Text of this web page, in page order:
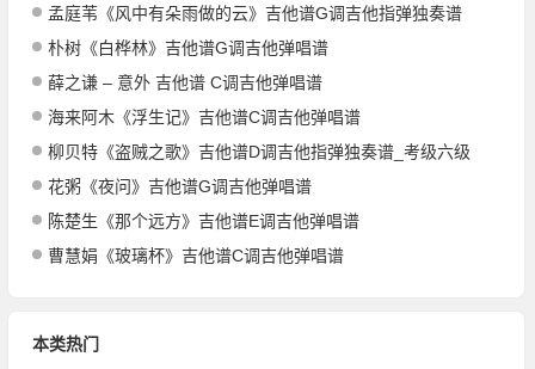
孟庭苇《风中有朵雨做的云》吉他谱G调吉他指弹独奏谱
朴树《白桦林》吉他谱G调吉他弹唱谱
薛之谦 – 意外 吉他谱 C调吉他弹唱谱
海来阿木《浮生记》吉他谱C调吉他弹唱谱
柳贝特《盗贼之歌》吉他谱D调吉他指弹独奏谱_考级六级
花粥《夜问》吉他谱G调吉他弹唱谱
陈楚生《那个远方》吉他谱E调吉他弹唱谱
曹慧娟《玻璃杯》吉他谱C调吉他弹唱谱
本类热门